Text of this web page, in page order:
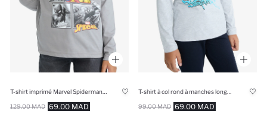
69.00 MAD
129.00 MAD 69.00 MAD
99.00 MAD